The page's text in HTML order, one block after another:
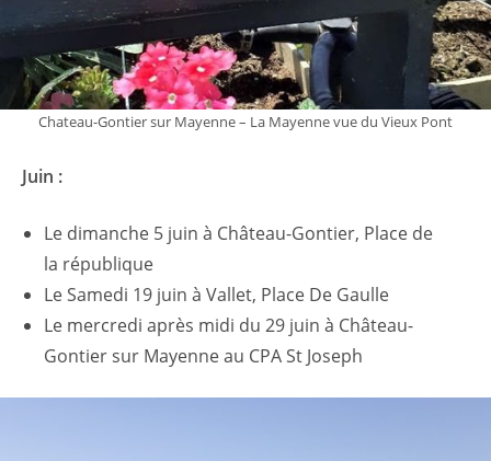
Chateau-Gontier sur Mayenne – La Mayenne vue du Vieux Pont
Juin :
Le dimanche 5 juin à Château-Gontier, Place de
la république
Le Samedi 19 juin à Vallet, Place De Gaulle
Le mercredi après midi du 29 juin à Château-
Gontier sur Mayenne au CPA St Joseph